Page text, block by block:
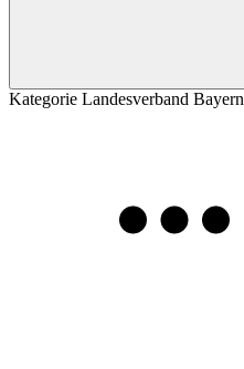
Kategorie Landesverband Bayern